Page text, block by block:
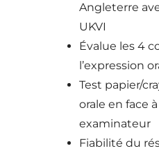
Angleterre
UKVI
Évalue les 4
l’expression
Test papier/
orale en face
examinateur
Fiabilité du